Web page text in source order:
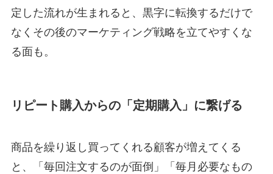
定した流れが生まれると、黒字に転換するだけで
なくその後のマーケティング戦略を立てやすくな
る面も。
リピート購入からの「定期購入」に繋げる
商品を繰り返し買ってくれる顧客が増えてくる
と、「毎回注文するのが面倒」「毎月必要なもの